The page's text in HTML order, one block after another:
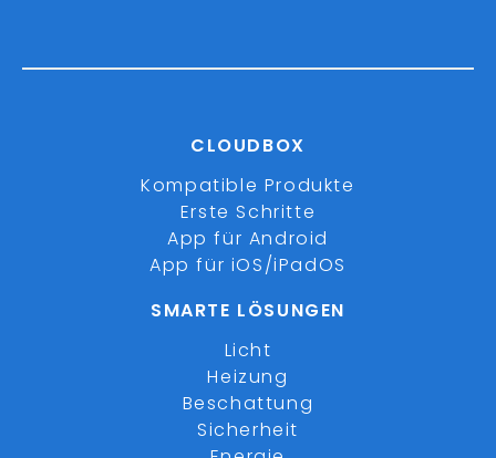
CLOUDBOX
Kompatible Produkte
Erste Schritte
App für Android
App für iOS/iPadOS
SMARTE LÖSUNGEN
Licht
Heizung
Beschattung
Sicherheit